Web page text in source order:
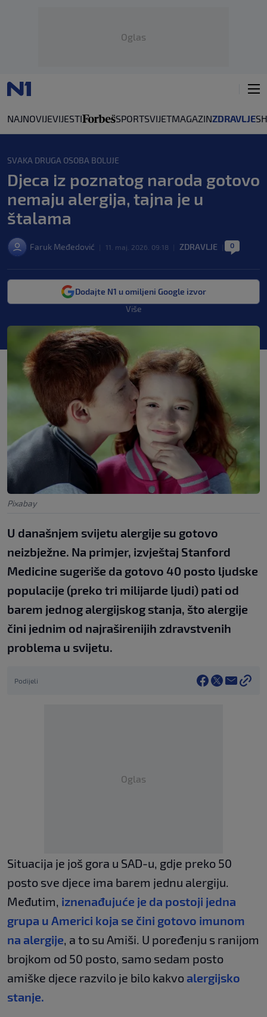
Oglas
NAJNOVIJEVIJESTI SPORTSVIJETMAGAZINZDRAVLJE
SVAKA DRUGA OSOBA BOLUJE
Djeca iz poznatog naroda gotovo
nemaju alergija, tajna je u
štalama
Faruk Međedović 11. maj. 2026. 09:18 ZDRAVLJE 0
Dodajte N1 u omiljeni Google izvor
Više
Pixabay
U današnjem svijetu alergije su gotovo
neizbježne. Na primjer, izvještaj Stanford
Medicine sugeriše da gotovo 40 posto ljudske
populacije (preko tri milijarde ljudi) pati od
barem jednog alergijskog stanja, što alergije
čini jednim od najraširenijih zdravstvenih
problema u svijetu.
Podijeli
Oglas
Situacija je još gora u SAD-u, gdje preko 50
posto sve djece ima barem jednu alergiju.
Međutim, iznenađujuće je da postoji jedna
grupa u Americi koja se čini gotovo imunom
na alergije , a to su Amiši. U poređenju s ranijom
brojkom od 50 posto, samo sedam posto
amiške djece razvilo je bilo kakvo alergijsko
stanje.